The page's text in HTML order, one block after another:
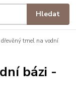
Hledat
dřevěný tmel na vodní
bázi -